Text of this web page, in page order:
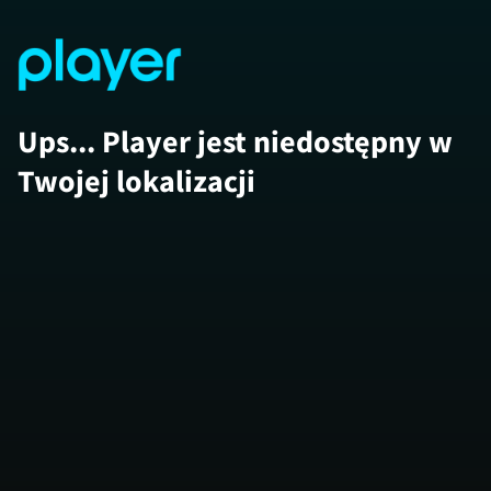
Ups... Player jest niedostępny w
Twojej lokalizacji